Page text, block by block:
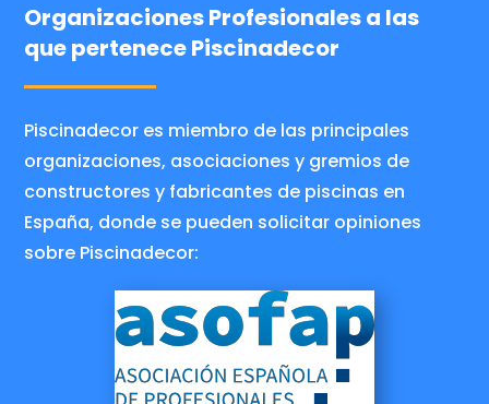
Organizaciones Profesionales a las
que pertenece Piscinadecor
Piscinadecor es miembro de las principales
organizaciones, asociaciones y gremios de
constructores y fabricantes de piscinas en
España, donde se pueden solicitar opiniones
sobre Piscinadecor: